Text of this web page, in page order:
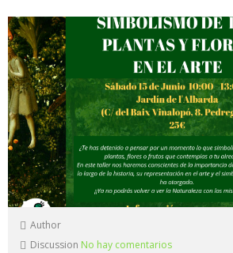
Author
Discussion No hay comentarios